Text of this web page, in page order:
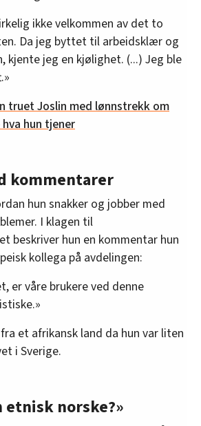
ikke velkommen av det to
Da jeg byttet til arbeidsklær og
kjente jeg en kjølighet. (...) Jeg ble
truet Joslin med lønnstrekk om
hun tjener
kommentarer
hun snakker og jobber med
I klagen til
beskriver hun en kommentar hun
kollega på avdelingen:
er våre brukere ved denne
et afrikansk land da hun var liten
i Sverige.
etnisk norske?»